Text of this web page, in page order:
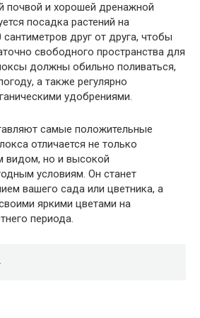
почвой и хорошей дренажной
посадка растений на
друг от друга, чтобы
свободного пространства для
должны обильно поливаться,
а также регулярно
удобрениями.
самые положительные
отличается не только
видом, но и высокой
условиям. Он станет
вашего сада или цветника, а
яркими цветами на
периода.